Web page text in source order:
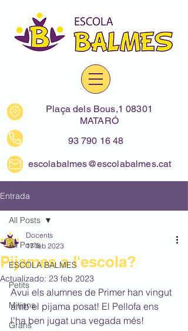
Plaça dels Bous,1 08301
MATARÓ
93 790 16 48
escolabalmes@escolabalmes.cat
Entrada
All Posts
ESCOLA BALMES
Petits
Mitjans
Grans
All Posts
Pijames a l'escola?
Docents
17 feb 2023
Actualizado: 23 feb 2023
Avui els alumnes de Primer han vingut
amb el pijama posat! El Pellofa ens
l'ha ben jugat una vegada més!